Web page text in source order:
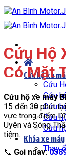
Bỏ
qua
nội
Cứu hộ xe
Cứu
Cứu
Cứu
Cứu
Cứu
Khóa xe máy
Thay
Cứu Hộ
Có Mặt
Cứu hộ xe máy
15 đến 30 phút
vực trọng điểm Dĩ
Uyên và Sóng
tiệm.
📞 Gọi ngay: